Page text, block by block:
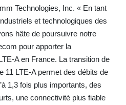
Technologies, Inc. « En tant
et technologiques des
hâte de poursuivre notre
pour apporter la
A en France. La transition de
11 LTE-A permet des débits de
1,3 fois plus importants, des
une connectivité plus fiable